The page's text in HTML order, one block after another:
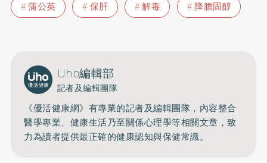
蒲公英 保肝 解毒 降膽固醇
Uho編輯部
記者及編輯團隊
《優活健康網》有專業的記者及編輯團隊，內容整合
醫學專業、健康生活乃至關係心理學等相關文章，致
力為讀者提供最正確的健康認知與保健常識。